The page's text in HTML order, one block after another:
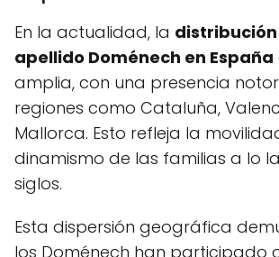
En la actualidad, la
apellido Doménech en España
amplia, con una presencia
regiones como Cataluña,
Mallorca. Esto refleja la
dinamismo de las familias a lo
siglos.
Esta dispersión geográfica
los Doménech han participado